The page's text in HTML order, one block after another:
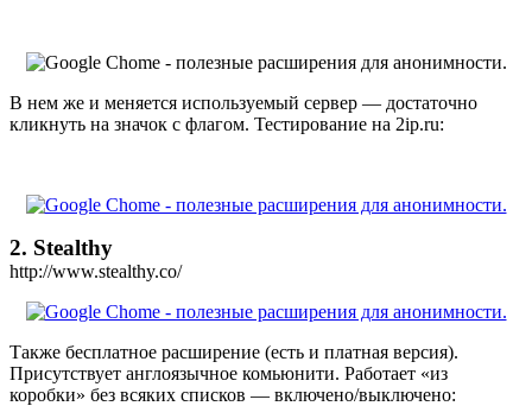
В нем же и меняется используемый сервер — достаточно
кликнуть на значок с флагом. Тестирование на 2ip.ru:
2. Stealthy
http://www.stealthy.co/
Также бесплатное расширение (есть и платная версия).
Присутствует англоязычное комьюнити. Работает «из
коробки» без всяких списков — включено/выключено: